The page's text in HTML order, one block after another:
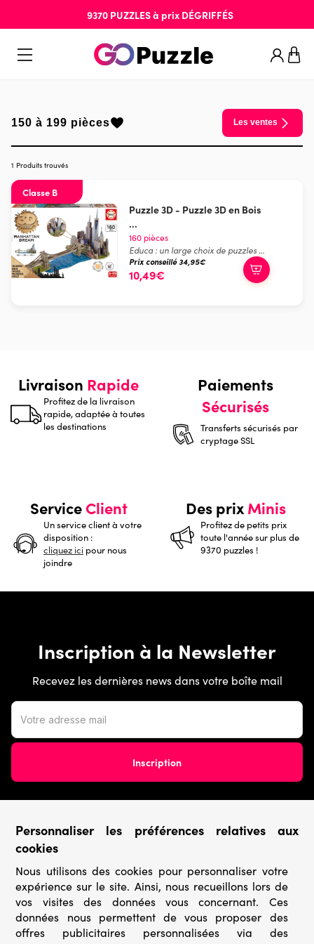
9370 PUZZLESà prix DÉGRIFFÉS
150 à 199 pièces Les ventes
1 Produits trouvés
Classe B
Puzzle 3D - Puzzle 3D en Bois
...
160 pièces
Educa : un large choix de puzzles made in Espagne
Prix conseillé 34,95€
10,49€
Livraison Rapide
Profitez de la livraison
rapide, adaptée à toutes
les destinations
Paiements
Sécurisés
Transferts sécurisés par
cryptage SSL
ServiceClient
Un service client à votre
disposition :
cliquez ici pour nous
joindre
Des prixMinis
Profitez de petits prix
toute l'année sur plus de
9370 puzzles !
Inscription à la Newsletter
Recevez les dernières news dans votre boîte mail
› Conditions de vente
› Conditions d’utilisation
› Confidentialité & Protection des Données
› Informations légales
Personnaliser les préférences relatives aux
cookies
Nous utilisons des cookies pour personnaliser votre
expérience sur le site. Ainsi, nous recueillons lors de
vos visites des données vous concernant. Ces
données nous permettent de vous proposer des
offres publicitaires personnalisées via des